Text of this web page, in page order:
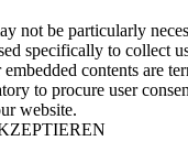
not be particularly
specifically to collect
contents are
to procure user
website.